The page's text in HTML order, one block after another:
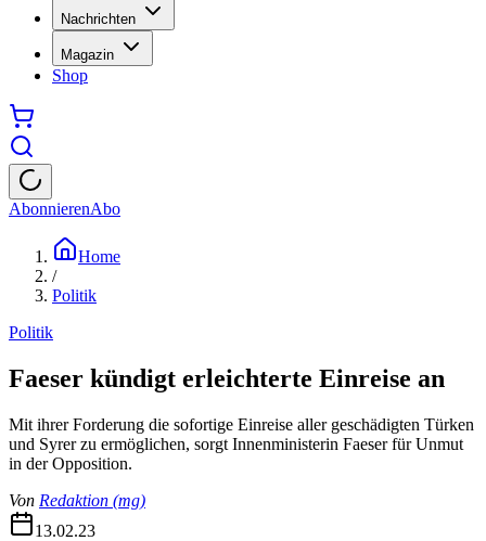
Nachrichten
Magazin
Shop
AbonnierenAbo
Home
/
Politik
Politik
Faeser kündigt erleichterte Einreise an
Mit ihrer Forderung die sofortige Einreise aller geschädigten Türken
und Syrer zu ermöglichen, sorgt Innenministerin Faeser für Unmut
in der Opposition.
Von Redaktion (mg)
13.02.23